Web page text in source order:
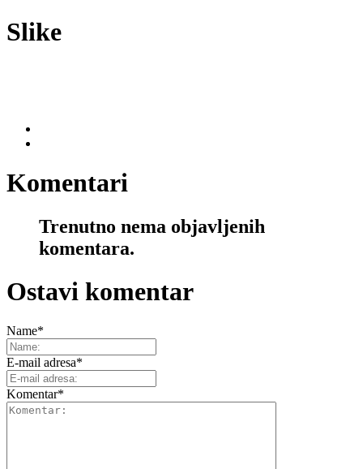
Slike
Komentari
Trenutno nema objavljenih
komentara.
Ostavi komentar
Name*
E-mail adresa*
Komentar*